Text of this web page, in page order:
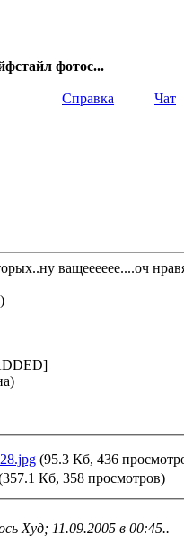
фотос...
Справка Чат
ващееееее....оч
(95.3 Кб, 436
Кб, 358 просмотров)
Худ; 11.09.2005 в 00:45..